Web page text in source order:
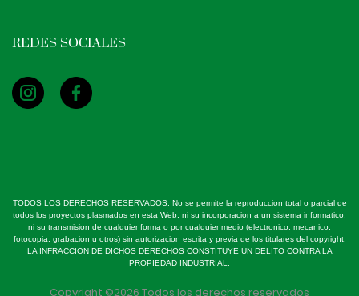
REDES SOCIALES
TODOS LOS DERECHOS RESERVADOS. No se permite la reproduccion total o parcial de
todos los proyectos plasmados en esta Web, ni su incorporacion a un sistema informatico,
ni su transmision de cualquier forma o por cualquier medio (electronico, mecanico,
fotocopia, grabacion u otros) sin autorizacion escrita y previa de los titulares del copyright.
LA INFRACCION DE DICHOS DERECHOS CONSTITUYE UN DELITO CONTRA LA
PROPIEDAD INDUSTRIAL.
Copyright ©2026 Todos los derechos reservados